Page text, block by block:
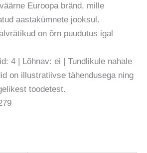
Euroopa bränd, mille
aastakümnete jooksul.
on õrn puudutus igal
4 | Lõhnav: ei | Tundlikule nahale
on illustratiivse tähendusega ning
toodetest.